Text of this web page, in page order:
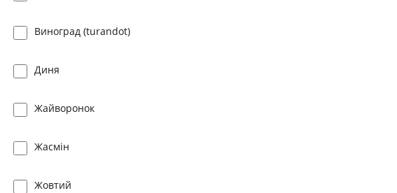
Виноград (turandot)
Диня
Жайворонок
Жасмін
Жовтий